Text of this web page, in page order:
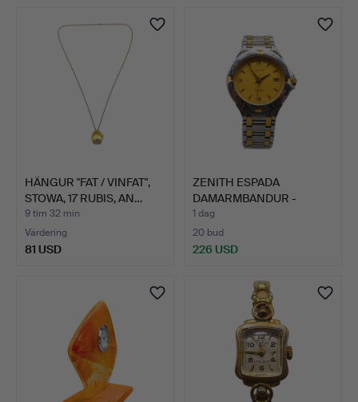
HÄNGUR "FAT / VINFAT",
STOWA, 17 RUBIS, AN…
9 tim 32 min
Värdering
81 USD
ZENITH ESPADA
DAMARMBANDUR -
KVARTSUR.
1 dag
20 bud
226 USD